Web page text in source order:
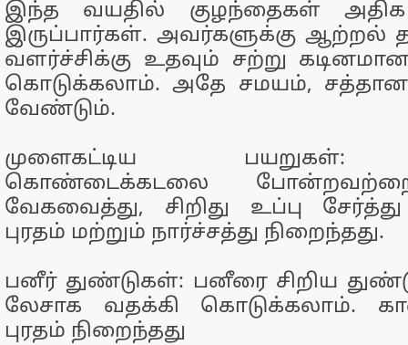
இந்த வயதில் குழந்தைகள் அதிக
இருப்பார்கள். அவர்களுக்கு ஆற்றல்
வளர்ச்சிக்கு உதவும் சற்று
கொடுக்கலாம். அதே சமயம்,
வேண்டும்.
முளைகட்டிய பயறுகள்:
கொண்டைக்கடலை போன்றவற்றை
வேகவைத்து, சிறிது உப்பு
புரதம் மற்றும் நார்ச்சத்து நிறைந்தது.
பனீர் துண்டுகள்: பனீரை சிறிய
லேசாக வதக்கி கொடுக்கலாம்.
புரதம் நிறைந்தது